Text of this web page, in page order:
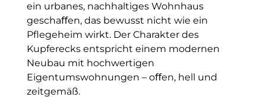
ein urbanes, nachhaltiges Wohnhaus
geschaﬀen, das bewusst nicht wie ein
Pﬂegeheim wirkt. Der Charakter des
Kupferecks entspricht einem modernen
Neubau mit hochwertigen
Eigentumswohnungen – oﬀen, hell und
zeitgemäß.